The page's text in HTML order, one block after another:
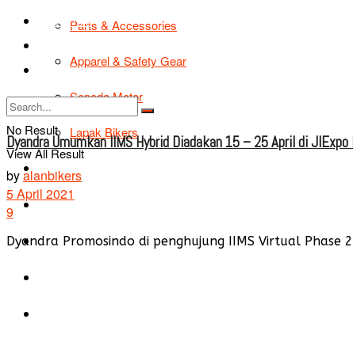
Parts & Accessories
Apparel & Safety Gear
Sepeda Motor
Lapak Bikers
Agenda
Road Safety
TIPS & TRIK
TIPS & TRIK
Tentang Kami
No Result
View All Result
Dyandra Umumkan IIMS Hybrid Diadakan 15 – 25 April di
byalanbikers
5 April 2021
9
Dyandra Promosindo di penghujung IIMS Virtual